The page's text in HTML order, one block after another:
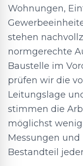
Wohnungen,
stehen
normgerechte
Baustelle im
prüfen wir die
Leitungslage
stimmen die
möglichst
Messungen
Bestandteil